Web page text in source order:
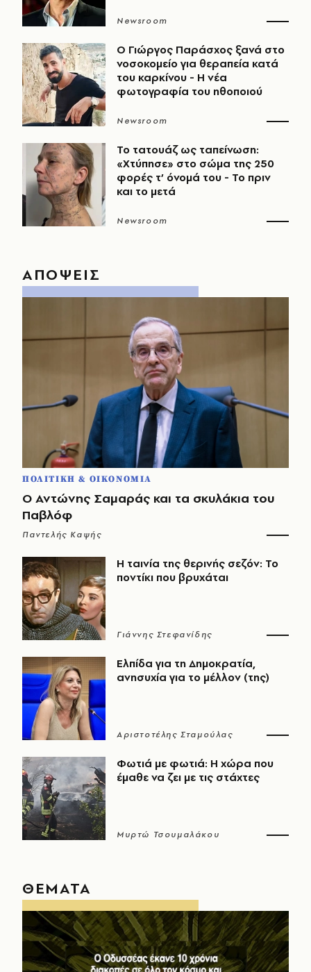
Newsroom
O Γιώργος Παράσχος ξανά στο
νοσοκομείο για θεραπεία κατά
του καρκίνου - Η νέα
φωτογραφία του ηθοποιού
Newsroom
Το τατουάζ ως ταπείνωση:
«Χτύπησε» στο σώμα της 250
φορές τ’ όνομά του - Το πριν
και το μετά
Newsroom
ΑΠΟΨΕΙΣ
ΠΟΛΙΤΙΚΗ & ΟΙΚΟΝΟΜΙΑ
Ο Αντώνης Σαμαράς και τα σκυλάκια του
Παβλόφ
Παντελής Καψής
Η ταινία της θερινής σεζόν: Το
ποντίκι που βρυχάται
Γιάννης Στεφανίδης
Ελπίδα για τη Δημοκρατία,
ανησυχία για το μέλλον (της)
Αριστοτέλης Σταμούλας
Φωτιά με φωτιά: Η χώρα που
έμαθε να ζει με τις στάχτες
Μυρτώ Τσουμαλάκου
ΘΕΜΑΤΑ